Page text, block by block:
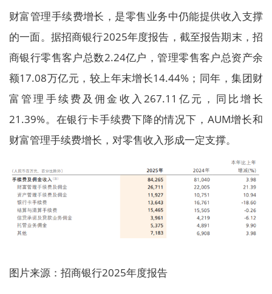
财富管理手续费增长，是零售业务中仍能提供收入支撑
的一面。据招商银行2025年度报告，截至报告期末，招
商银行零售客户总数2.24亿户，管理零售客户总资产余
额17.08万亿元，较上年末增长14.44%；同年，集团财
富管理手续费及佣金收入267.11亿元，同比增长
21.39%。在银行卡手续费下降的情况下，AUM增长和
财富管理手续费增长，对零售收入形成一定支撑。
图片来源：招商银行2025年度报告